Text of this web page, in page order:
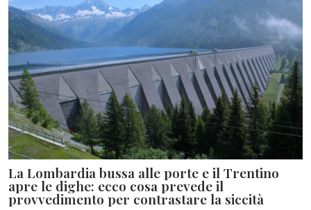
La Lombardia bussa alle porte e il Trentino
apre le dighe: ecco cosa prevede il
provvedimento per contrastare la siccità